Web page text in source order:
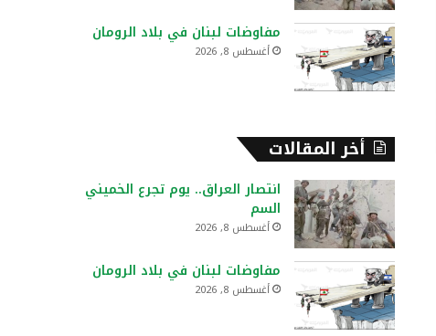
مفاوضات لبنان في بلاد الرومان
أغسطس 8, 2026
أخر المقالات
انتصار العراق.. يوم تجرع الخميني
السم
أغسطس 8, 2026
مفاوضات لبنان في بلاد الرومان
أغسطس 8, 2026